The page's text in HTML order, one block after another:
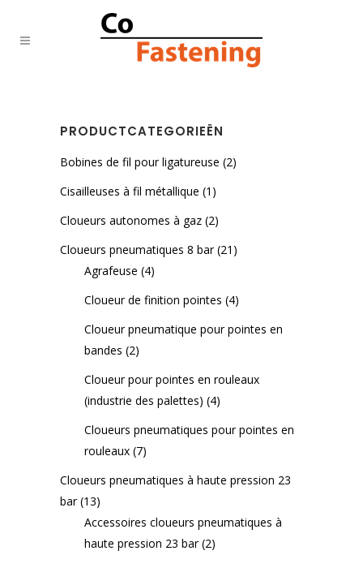
PRODUCTCATEGORIEËN
Bobines de fil pour ligatureuse (2)
Cisailleuses à fil métallique (1)
Cloueurs autonomes à gaz (2)
Cloueurs pneumatiques 8 bar (21)
Agrafeuse (4)
Cloueur de finition pointes (4)
Cloueur pneumatique pour pointes en
bandes (2)
Cloueur pour pointes en rouleaux
(industrie des palettes) (4)
Cloueurs pneumatiques pour pointes en
rouleaux (7)
Cloueurs pneumatiques à haute pression 23
bar (13)
Accessoires cloueurs pneumatiques à
haute pression 23 bar (2)